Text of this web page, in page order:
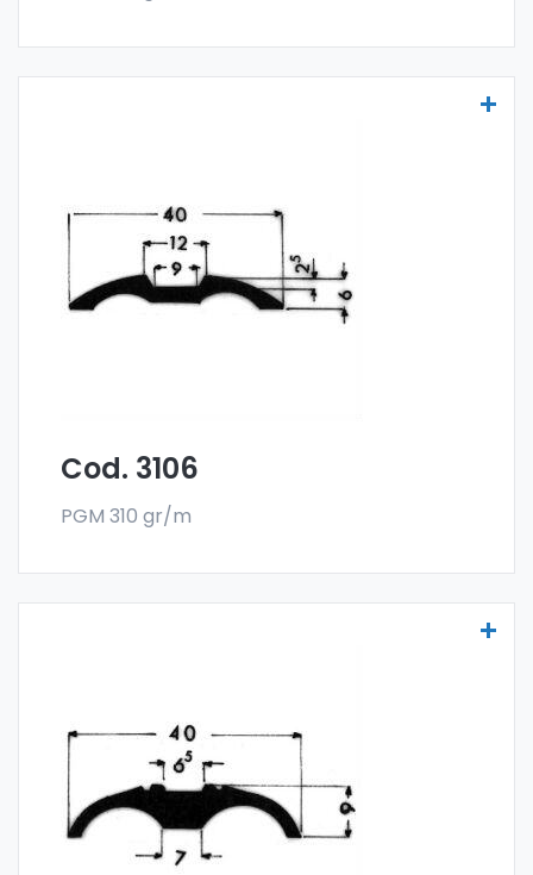
Cod. 3106
PGM 310 gr/m
Las molduras para vehículos se fabrican
con la especial aleación 6060 y se venden
en el formato en barra. El pedido mínimo es
de 300 kg.
Las molduras para vehículos se fabrican
con la especial aleación 6060 y se venden
en el formato en barra. El pedido mínimo es
de 300 kg.